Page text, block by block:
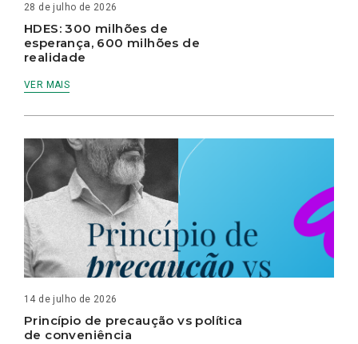
28 de julho de 2026
HDES: 300 milhões de
esperança, 600 milhões de
realidade
VER MAIS
14 de julho de 2026
Princípio de precaução vs política
de conveniência